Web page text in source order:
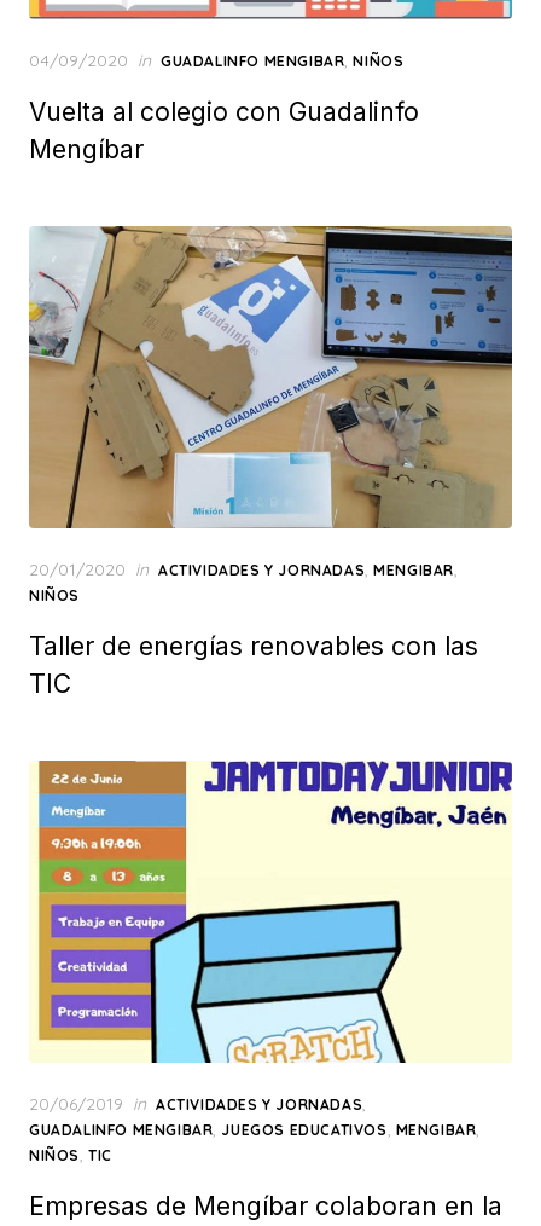
Posted
04/09/2020 in GUADALINFO MENGIBAR,NIÑOS
Vuelta al colegio con Guadalinfo
Mengíbar
Posted
on
20/01/2020 in ACTIVIDADES Y JORNADAS,MENGIBAR,
NIÑOS
Taller de energías renovables con las
TIC
Posted
on
20/06/2019 in ACTIVIDADES Y JORNADAS,
GUADALINFO MENGIBAR, JUEGOS EDUCATIVOS, MENGIBAR,
NIÑOS, TIC
Empresas de Mengíbar colaboran en la